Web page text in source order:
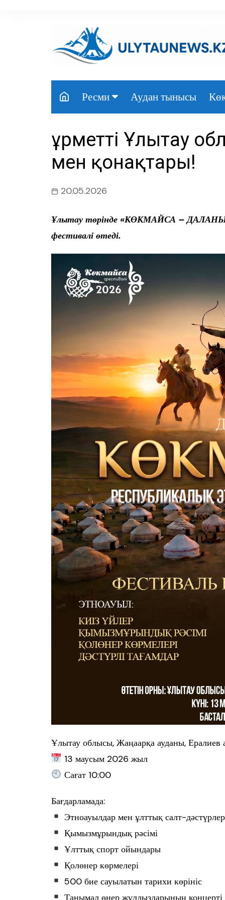
Ресми
Үкімет
Парламент
Облыс әкімдігі
Аудан тынысы
Құрметті Ұлытау
мен қонақтары!
20.05.2026
Ұлытау төрінде «КӨКМАЙСА –
фестивалі өтеді.
Ұлытау облысы, Жаңаарқа ауданы, Ералиев
13 маусым 2026 жыл
Сағат 10:00
Бағдарламада:
Этноауылдар мен ұлттық салт-дәстүрлер
Қымызмұрындық рәсімі
Ұлттық спорт ойындары
Қолөнер көрмелері
500 бие сауылатын тарихи көрініс
Танымал өнер жұлдыздарының концерті